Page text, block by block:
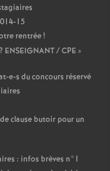
15
rentrée!
? ENSEIGNANT/CPE »
e-s du concours réservé
clause butoir pour un
: infos brèves n°1